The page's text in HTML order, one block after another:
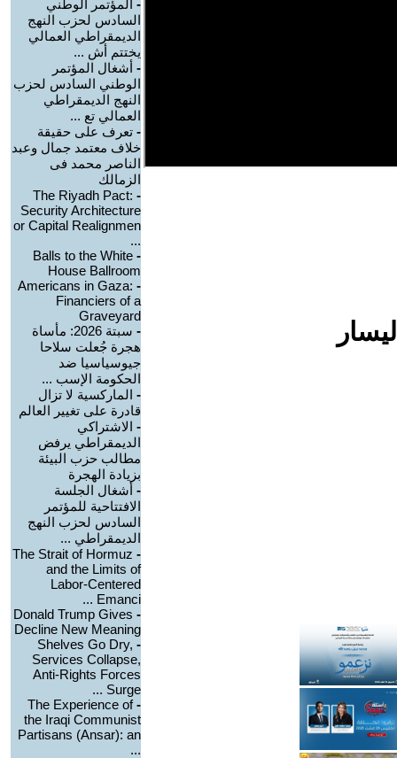
- المؤتمر الوطني
السادس لحزب النهج
الديمقراطي العمالي
يختتم أش ...
- أشغال المؤتمر
الوطني السادس لحزب
النهج الديمقراطي
العمالي تع ...
- تعرف على حقيقة
خلاف معتمد جمال وعبد
الناصر محمد فى
الزمالك
-
The Riyadh Pact:
Security Architecture
or Capital Realignmen
...
-
Balls to the White
House Ballroom
-
Americans in Gaza:
Financiers of a
Graveyard
-
سبتة 2026: مأساة
هجرة جُعلت سلاحا
جيوسياسيا ضد
الحكومة الإسب ...
- الماركسية لا تزال
قادرة على تغيير العالم
- الاشتراكي
الديمقراطي يرفض
مطالب حزب البيئة
بزيادة الهجرة
- أشغال الجلسة
الافتتاحية للمؤتمر
السادس لحزب النهج
الديمقراطي ...
-
The Strait of Hormuz
and the Limits of
Labor-Centered
Emanci ...
-
Donald Trump Gives
Decline New Meaning
-
Shelves Go Dry,
Services Collapse,
Anti-Rights Forces
Surge ...
-
The Experience of
the Iraqi Communist
Partisans (Ansar): an
...